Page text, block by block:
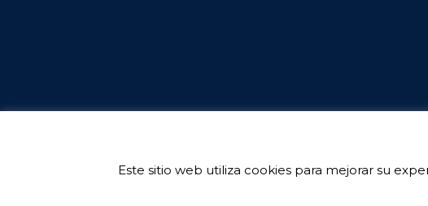
Este sitio web utiliza cookies para mejorar su